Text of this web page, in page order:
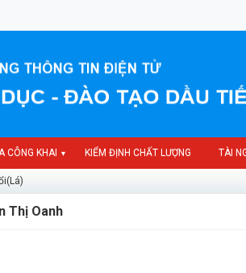
CÔNG KHAI ▼ KIỂM ĐỊNH CHẤT LƯỢNG TÀI
Thị Oanh